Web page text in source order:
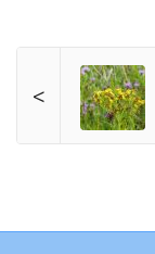
<